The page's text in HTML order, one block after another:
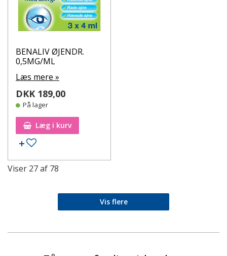
BENALIV ØJENDR.
0,5MG/ML
Læs mere »
DKK 189,00
På lager
Læg i kurv
Tilføj til ønskeseddel
Viser 27af 78
Vis flere